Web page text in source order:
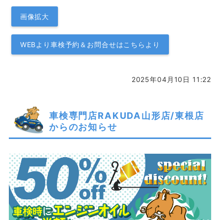
画像拡大
WEBより車検予約＆お問合せはこちらより
2025年04月10日 11:22
車検専門店RAKUDA山形店/東根店
からのお知らせ